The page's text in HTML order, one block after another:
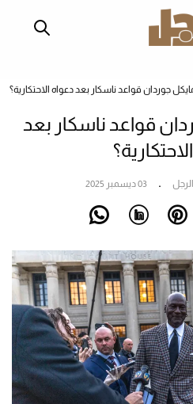
جوردان قواعد ناسكار بعد دعواه الاحتكارية؟
قواعد ناسكار بعد
03 ديسمبر 2025